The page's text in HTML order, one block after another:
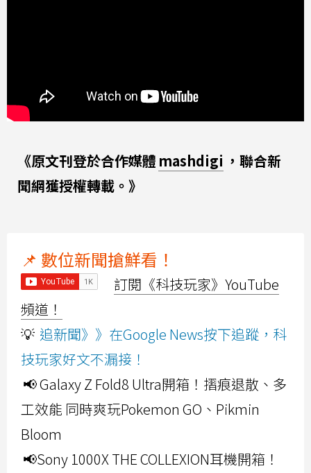
《原文刊登於合作媒體 mashdigi ，聯合新
聞網獲授權轉載。》
📌 數位新聞搶鮮看！
訂閱《科技玩家》YouTube
頻道！
💡 追新聞》》在Google News按下追蹤，科
技玩家好文不漏接！
📢 Galaxy Z Fold8 Ultra開箱！摺痕退散、多
工效能 同時爽玩Pokemon GO、Pikmin
Bloom
📢Sony 1000X THE COLLEXION耳機開箱！